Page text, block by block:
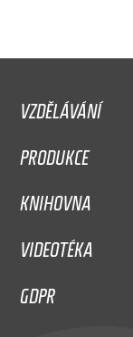
VZDĚLÁVÁNÍ
PRODUKCE
KNIHOVNA
VIDEOTÉKA
GDPR